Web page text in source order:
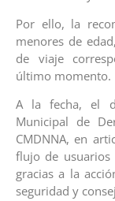
Por ello, la
menores de
de viaje
último momento.
A la fecha, el
Municipal de
CMDNNA, en
flujo de usuarios
gracias a la
seguridad y